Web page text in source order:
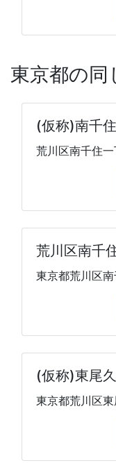
東京都の同
(仮称)南千
荒川区南千住
荒川区南千
東京都荒川区
(仮称)東尾
東京都荒川区